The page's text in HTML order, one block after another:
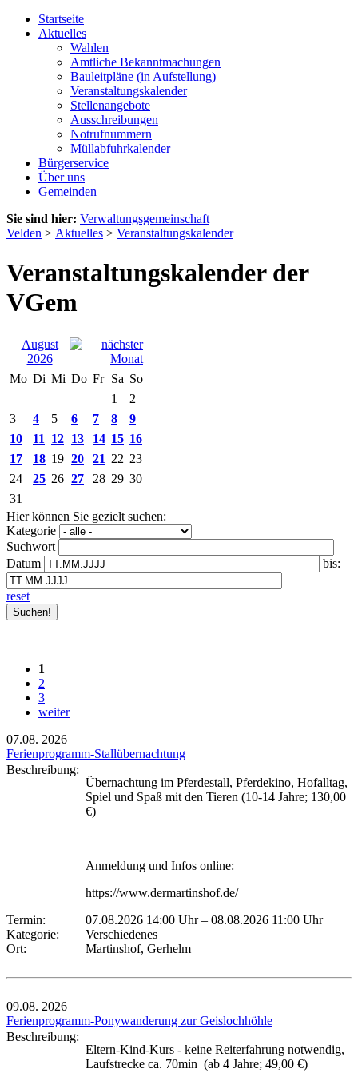
Startseite
Aktuelles
Wahlen
Amtliche Bekanntmachungen
Bauleitpläne (in Aufstellung)
Veranstaltungskalender
Stellenangebote
Ausschreibungen
Notrufnummern
Müllabfuhrkalender
Bürgerservice
Über uns
Gemeinden
Sie sind hier: Verwaltungsgemeinschaft
Velden > Aktuelles > Veranstaltungskalender
Veranstaltungskalender der
VGem
August
2026
Mo Di Mi Do Fr Sa So
1
2
3
4 5 6 7 8
9
10
11 12 13 14 15 16
17
18 19 20 21 22 23
24
25 26 27 28 29 30
31
Hier können Sie gezielt suchen:
Kategorie
Suchwort
Datum
bis:
reset
1
2
3
weiter
07.08. 2026
Ferienprogramm-Stallübernachtung
Beschreibung:
Übernachtung im Pferdestall, Pferdekino, Hofalltag,
Spiel und Spaß mit den Tieren (10-14 Jahre; 130,00
€)
Anmeldung und Infos online:
https://www.dermartinshof.de/
Termin:
07.08.2026 14:00 Uhr– 08.08.2026 11:00 Uhr
Kategorie:
Verschiedenes
Ort:
Martinshof, Gerhelm
09.08. 2026
Ferienprogramm-Ponywanderung zur Geislochhöhle
Beschreibung:
Eltern-Kind-Kurs - keine Reiterfahrung notwendig,
Laufstrecke ca. 70min (ab 4 Jahre; 49,00 €)